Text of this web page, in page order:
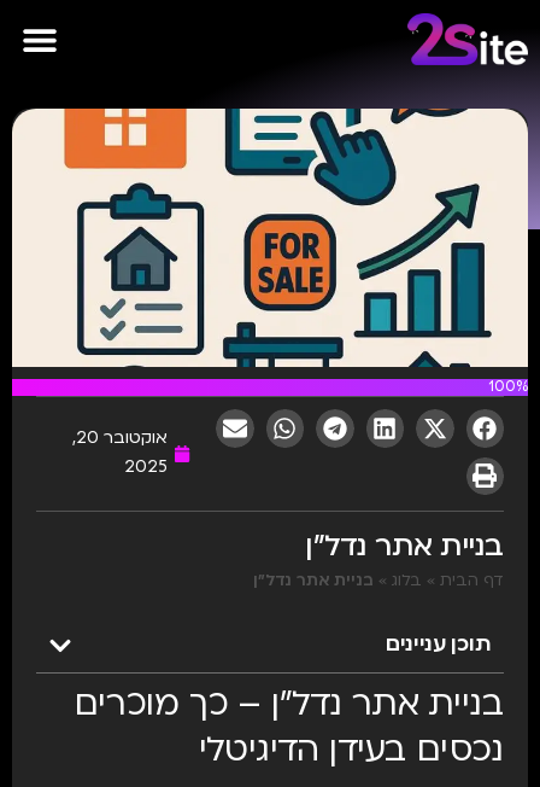
100%
אוקטובר 20,
2025
בניית אתר נדל״ן
דף הבית » בלוג » בניית אתר נדל״ן
תוכן עניינים
בניית אתר נדל״ן – כך מוכרים
נכסים בעידן הדיגיטלי